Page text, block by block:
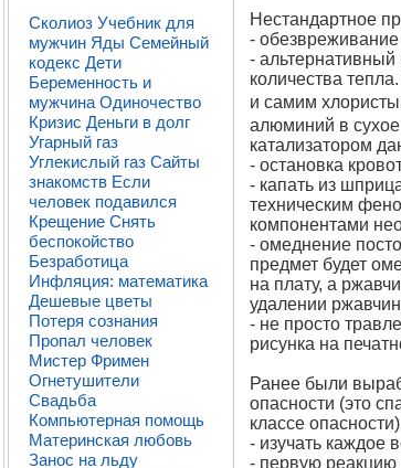
Сколиоз Учебник для
мужчин Яды Семейный
кодекс Дети
Беременность и
мужчина Одиночество
Кризис Деньги в долг
Угарный газ
Углекислый газ Сайты
знакомств Если
человек подавился
Крещение Снять
беспокойство
Безработица
Инфляция: математика
Дешевые цветы
Потеря сознания
Пропал человек
Мистер Фримен
Огнетушители
Свадьба
Компьютерная помощь
Материнская любовь
Занос на льду
Нестандартное
-
-
количества
и самим
алюминий в сухое
катализатором
- остановка
- капать из
техническим
компонентами
- омеднение
предмет будет
на плату, а
удалении
- не просто
рисунка на
Ранее были
опасности (это
классе
- изучать каждое
- первую реакцию